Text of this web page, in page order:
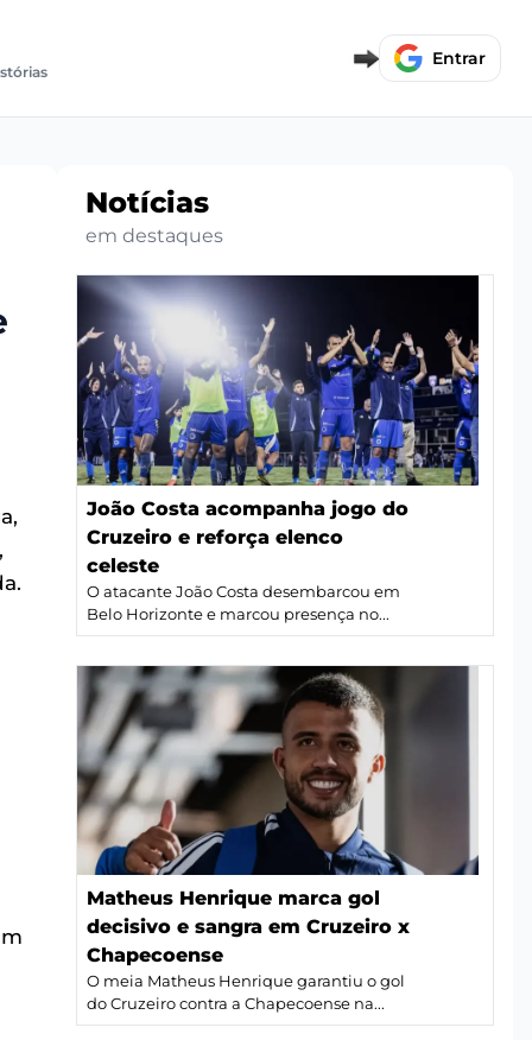
Entrar
Notícias
em destaques
João Costa acompanha jogo do
Cruzeiro e reforça elenco
celeste
O atacante João Costa desembarcou em
Belo Horizonte e marcou presença no...
Matheus Henrique marca gol
decisivo e sangra em Cruzeiro x
Chapecoense
O meia Matheus Henrique garantiu o gol
do Cruzeiro contra a Chapecoense na...